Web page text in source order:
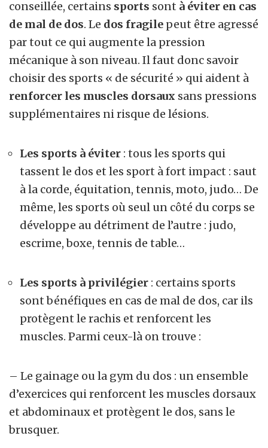
conseillée, certains sports sont à éviter en cas
de mal de dos. Le dos fragile peut être agressé
par tout ce qui augmente la pression
mécanique à son niveau. Il faut donc savoir
choisir des sports « de sécurité » qui aident à
renforcer les muscles dorsaux sans pressions
supplémentaires ni risque de lésions.
Les sports à éviter : tous les sports qui
tassent le dos et les sport à fort impact : saut
à la corde, équitation, tennis, moto, judo… De
même, les sports où seul un côté du corps se
développe au détriment de l’autre : judo,
escrime, boxe, tennis de table…
Les sports à privilégier : certains sports
sont bénéfiques en cas de mal de dos, car ils
protègent le rachis et renforcent les
muscles. Parmi ceux-là on trouve :
– Le gainage ou la gym du dos : un ensemble
d’exercices qui renforcent les muscles dorsaux
et abdominaux et protègent le dos, sans le
brusquer.